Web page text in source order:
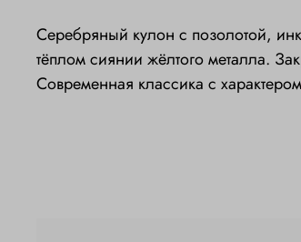
Серебряный кулон с позолотой,
тёплом сиянии жёлтого металла.
Современная классика с